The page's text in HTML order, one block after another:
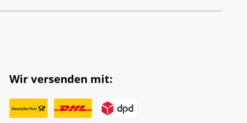
Wir versenden mit: